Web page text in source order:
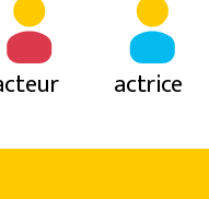
actrice